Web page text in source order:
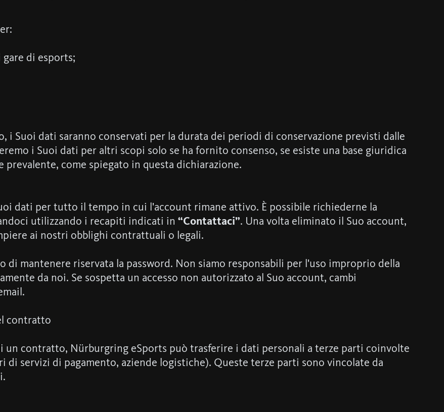
gare di esports;
Suoi dati saranno conservati per la durata dei periodi di conservazione previsti dalle
i Suoi dati per altri scopi solo se ha fornito consenso, se esiste una base giuridica
come spiegato in questa dichiarazione.
dati per tutto il tempo in cui l'account rimane attivo. È possibile richiederne la
utilizzando i recapiti indicati in “Contattaci”. Una volta eliminato il Suo account,
ai nostri obblighi contrattuali o legali.
di mantenere riservata la password. Non siamo responsabili per l'uso improprio della
da noi. Se sospetta un accesso non autorizzato al Suo account, cambi
contratto
un contratto, Nürburgring eSports può trasferire i dati personali a terze parti coinvolte
servizi di pagamento, aziende logistiche). Queste terze parti sono vincolate da